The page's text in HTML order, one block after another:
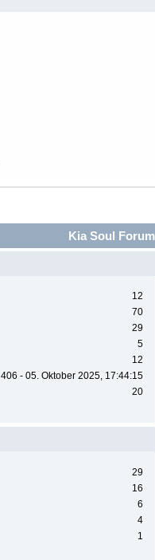
Kia Soul
12
70
29
5
12
406 - 05. Oktober 2025, 17:44:15
20
29
16
6
4
1